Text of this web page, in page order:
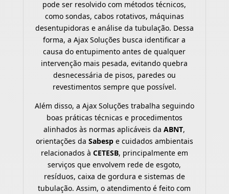
pode ser resolvido com métodos técnicos,
como sondas, cabos rotativos, máquinas
desentupidoras e análise da tubulação. Dessa
forma, a Ajax Soluções busca identificar a
causa do entupimento antes de qualquer
intervenção mais pesada, evitando quebra
desnecessária de pisos, paredes ou
revestimentos sempre que possível.
Além disso, a Ajax Soluções trabalha seguindo
boas práticas técnicas e procedimentos
alinhados às normas aplicáveis daABNT,
orientações da Sabespe cuidados ambientais
relacionados à CETESB, principalmente em
serviços que envolvem rede de esgoto,
resíduos, caixa de gordura e sistemas de
tubulação. Assim, o atendimento é feito com